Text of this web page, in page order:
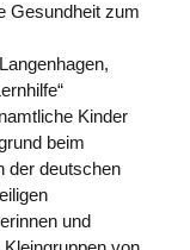
Gesundheit zum
Kinder
beim
der deutschen
und